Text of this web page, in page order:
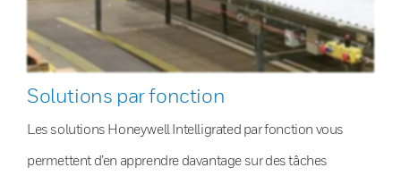
Solutions par fonction
Les solutions Honeywell Intelligrated par fonction vous
permettent d’en apprendre davantage sur des tâches